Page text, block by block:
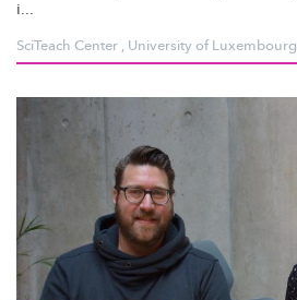
i...
SciTeach Center , University of Luxembourg